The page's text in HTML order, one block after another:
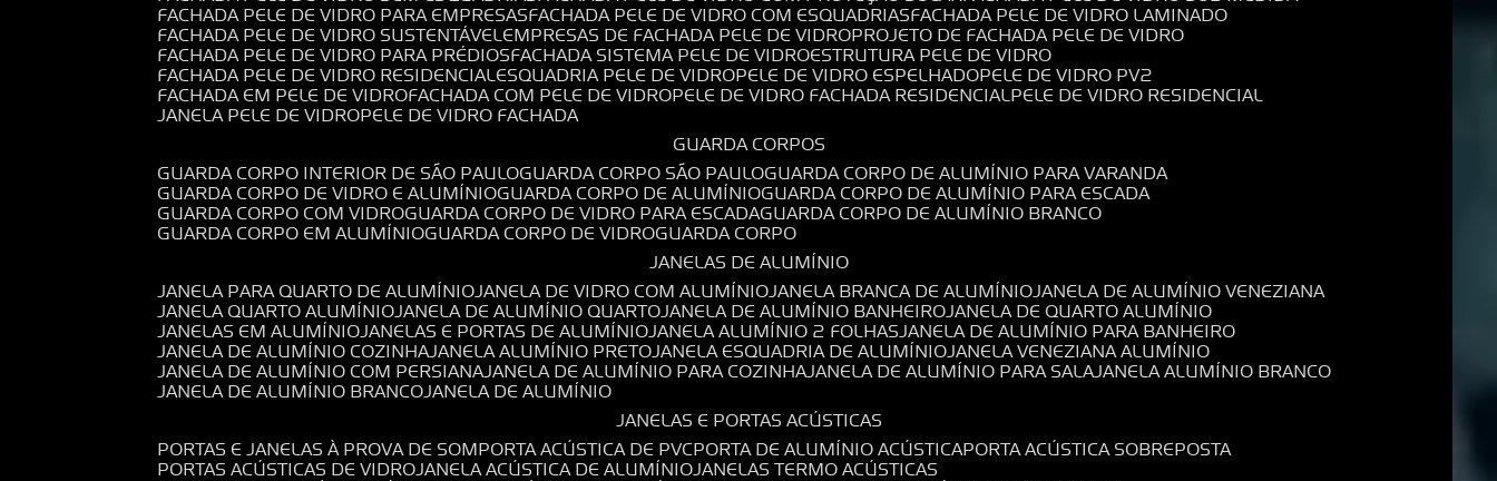
FACHADA PELE DE VIDRO PARA EMPRESAS FACHADA PELE DE VIDRO COM ESQUADRIAS FACHADA PELE DE VIDRO LAMINADO
FACHADA PELE DE VIDRO SUSTENTÁVEL EMPRESAS DE FACHADA PELE DE VIDRO PROJETO DE FACHADA PELE DE VIDRO
FACHADA PELE DE VIDRO PARA PRÉDIOS FACHADA SISTEMA PELE DE VIDRO ESTRUTURA PELE DE VIDRO
FACHADA PELE DE VIDRO RESIDENCIAL ESQUADRIA PELE DE VIDRO PELE DE VIDRO ESPELHADO PELE DE VIDRO PV2
FACHADA EM PELE DE VIDRO FACHADA COM PELE DE VIDRO PELE DE VIDRO FACHADA RESIDENCIAL PELE DE VIDRO RESIDENCIAL
JANELA PELE DE VIDRO PELE DE VIDRO FACHADA
GUARDA CORPOS
GUARDA CORPO INTERIOR DE SÃO PAULO GUARDA CORPO SÃO PAULO GUARDA CORPO DE ALUMÍNIO PARA VARANDA
GUARDA CORPO DE VIDRO E ALUMÍNIO GUARDA CORPO DE ALUMÍNIO GUARDA CORPO DE ALUMÍNIO PARA ESCADA
GUARDA CORPO COM VIDRO GUARDA CORPO DE VIDRO PARA ESCADA GUARDA CORPO DE ALUMÍNIO BRANCO
GUARDA CORPO EM ALUMÍNIO GUARDA CORPO DE VIDRO GUARDA CORPO
JANELAS DE ALUMÍNIO
JANELA PARA QUARTO DE ALUMÍNIO JANELA DE VIDRO COM ALUMÍNIO JANELA BRANCA DE ALUMÍNIO JANELA DE ALUMÍNIO VENEZIANA
JANELA QUARTO ALUMÍNIO JANELA DE ALUMÍNIO QUARTO JANELA DE ALUMÍNIO BANHEIRO JANELA DE QUARTO ALUMÍNIO
JANELAS EM ALUMÍNIO JANELAS E PORTAS DE ALUMÍNIO JANELA ALUMÍNIO 2 FOLHAS JANELA DE ALUMÍNIO PARA BANHEIRO
JANELA DE ALUMÍNIO COZINHA JANELA ALUMÍNIO PRETO JANELA ESQUADRIA DE ALUMÍNIO JANELA VENEZIANA ALUMÍNIO
JANELA DE ALUMÍNIO COM PERSIANA JANELA DE ALUMÍNIO PARA COZINHA JANELA DE ALUMÍNIO PARA SALA JANELA ALUMÍNIO BRANCO
JANELA DE ALUMÍNIO BRANCO JANELA DE ALUMÍNIO
JANELAS E PORTAS ACÚSTICAS
PORTAS E JANELAS À PROVA DE SOM PORTA ACÚSTICA DE PVC PORTA DE ALUMÍNIO ACÚSTICA PORTA ACÚSTICA SOBREPOSTA
PORTAS ACÚSTICAS DE VIDRO JANELA ACÚSTICA DE ALUMÍNIO JANELAS TERMO ACÚSTICAS